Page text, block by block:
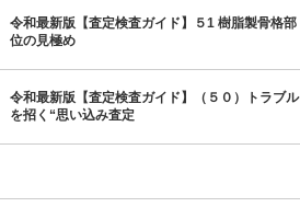
令和最新版【査定検査ガイド】５1 樹脂製骨格部
位の見極め
令和最新版【査定検査ガイド】（５０）トラブル
を招く“思い込み査定